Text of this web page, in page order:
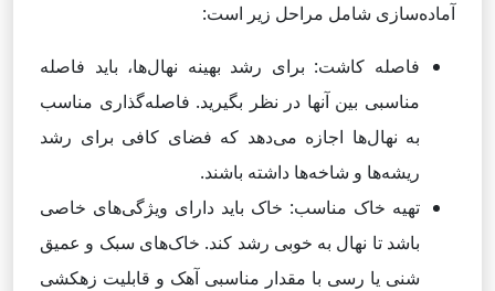
آماده‌سازی شامل مراحل زیر است:
فاصله کاشت: برای رشد بهینه نهال‌ها، باید فاصله
مناسبی بین آنها در نظر بگیرید. فاصله‌گذاری مناسب
به نهال‌ها اجازه می‌دهد که فضای کافی برای رشد
ریشه‌ها و شاخه‌ها داشته باشند.
تهیه خاک مناسب: خاک باید دارای ویژگی‌های خاصی
باشد تا نهال به خوبی رشد کند. خاک‌های سبک و عمیق
شنی یا رسی با مقدار مناسبی آهک و قابلیت زهکشی